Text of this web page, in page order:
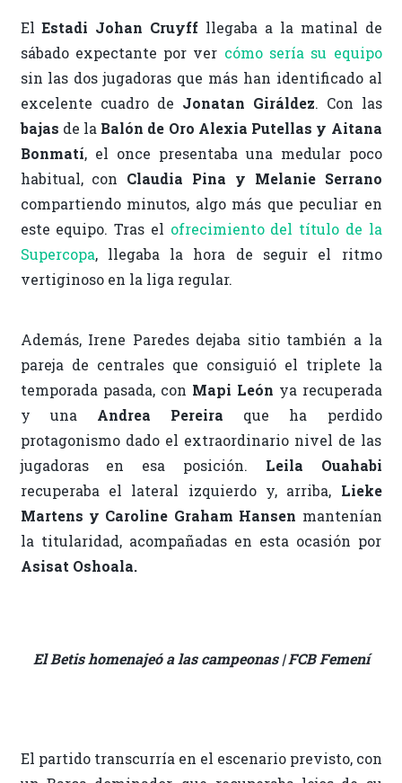
ElEstadi Johan Cruyff llegaba a la matinal de
sábado expectante por ver cómo sería su equipo
sin las dos jugadoras que más han identificado al
excelente cuadro de Jonatan Giráldez. Con las
bajas de la Balón de Oro Alexia Putellas y Aitana
Bonmatí, el once presentaba una medular poco
habitual, con Claudia Pina y Melanie Serrano
compartiendo minutos, algo más que peculiar en
este equipo. Tras el ofrecimiento del título de la
Supercopa, llegaba la hora de seguir el ritmo
vertiginoso en la liga regular.
Además, Irene Paredes dejaba sitio también a la
pareja de centrales que consiguió el triplete la
temporada pasada, con Mapi León ya recuperada
y una Andrea Pereira que ha perdido
protagonismo dado el extraordinario nivel de las
jugadoras en esa posición. Leila Ouahabi
recuperaba el lateral izquierdo y, arriba, Lieke
Martens y Caroline Graham Hansen mantenían
la titularidad, acompañadas en esta ocasión por
Asisat Oshoala.
El Betis homenajeó a las campeonas | FCB Femení
El partido transcurría en el escenario previsto, con